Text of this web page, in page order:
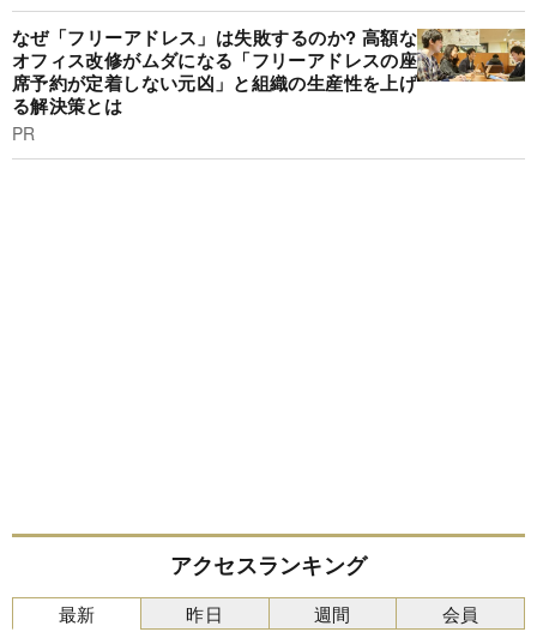
なぜ「フリーアドレス」は失敗するのか? 高額な
オフィス改修がムダになる「フリーアドレスの座
席予約が定着しない元凶」と組織の生産性を上げ
る解決策とは
PR
アクセスランキング
最新 昨日 週間 会員